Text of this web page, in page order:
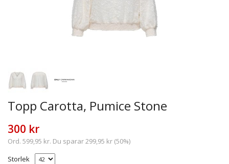
Topp Carotta, Pumice Stone
300 kr
Ord. 599,95 kr. Du sparar299,95 kr (50%)
Storlek